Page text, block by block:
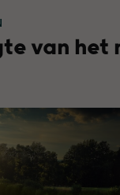
van het